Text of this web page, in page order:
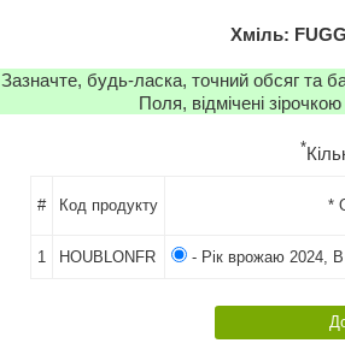
Хміль:
Зазначте, будь-ласка, точний обсяг та
Поля, відмічені
*
# Код продукту *
1 HOUBLONFR - Рік врожаю 2024, В